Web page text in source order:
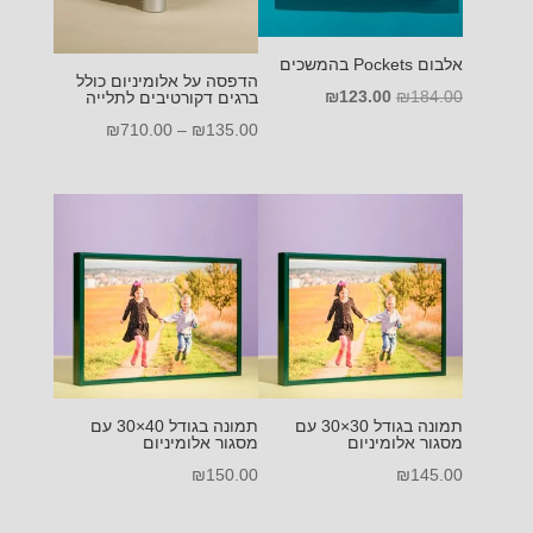
אלבום Pockets בהמשכים
₪184.00
המחיר ₪123.00
הדפסה על אלומיניום כולל
ברגים דקורטיבים לתלייה
₪135.00
–
₪710.00
⁦₪710.00⁩
תמונה בגודל 30×30 עם
מסגור אלומיניום
₪145.00
תמונה בגודל 40×30 עם
מסגור אלומיניום
₪150.00